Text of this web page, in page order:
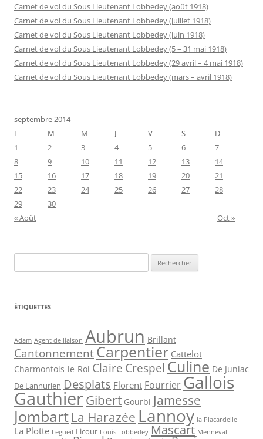
Carnet de vol du Sous Lieutenant Lobbedey (août 1918)
Carnet de vol du Sous Lieutenant Lobbedey (juillet 1918)
Carnet de vol du Sous Lieutenant Lobbedey (juin 1918)
Carnet de vol du Sous Lieutenant Lobbedey (5 – 31 mai 1918)
Carnet de vol du Sous Lieutenant Lobbedey (29 avril – 4 mai 1918)
Carnet de vol du Sous Lieutenant Lobbedey (mars – avril 1918)
septembre 2014
L
M M J V S
D
1
2 3 4 5 6
7
8
9 10 11 12 13
14
15
16 17 18 19 20
21
22
23 24 25 26 27
28
29
30
« Août
Oct »
ÉTIQUETTES
Adam Agent de liaison Aubrun Brillant
CantonnementCarpentier Cattelot
Charmontois-le-Roi Claire Crespel Culine De Juniac
De Lannurien Desplats Florent FourrierGallois
GauthierGibert Gourbi Jamesse
Jombart La Harazée Lannoy la Placardelle
La Plotte Legueil Licour Louis Lobbedey Mascart Menneval